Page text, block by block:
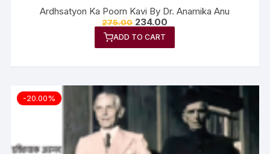
Ardhsatyon Ka Poorn Kavi By Dr. Anamika Anu
275.00 234.00
ADD TO CART
-20.00%